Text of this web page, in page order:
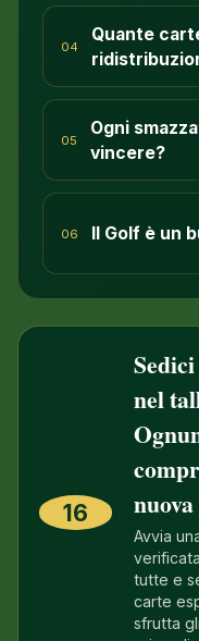
04
Quante
05
Ogni
vincere?
06 Il Golf è un
16
nel
Avvia
tutte e
carte
sfrutta